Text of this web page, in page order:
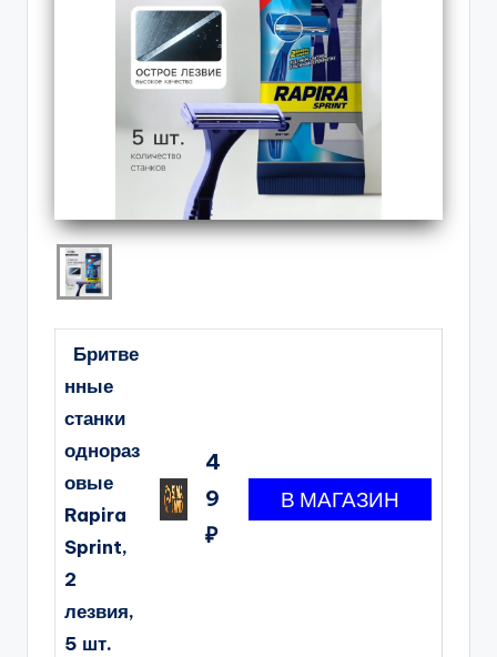
Бритве
нные
станки
однораз
овые
Rapira
Sprint,
2
лезвия,
5 шт.
4
9
₽